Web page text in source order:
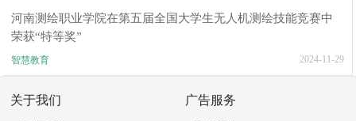
河南测绘职业学院在第五届全国大学生无人机测绘技能竞赛中
荣获“特等奖”
智慧教育 2024-11-29
关于我们 广告服务